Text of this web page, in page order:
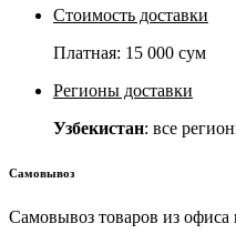
Стоимость доставки
Платная: 15 000 сум
Регионы доставки
Узбекистан: все
Самовывоз
Самовывоз товаров из офиса